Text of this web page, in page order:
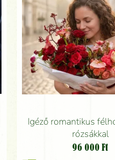
Igéző romantikus
rózsákkal
96 000 Ft